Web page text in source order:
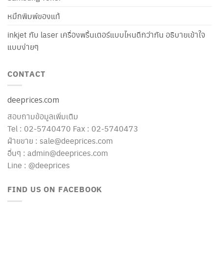
หมึกพิมพ์ของแท้
inkjet กับ laser เครื่องพริ้นเตอร์แบบไหนดีกว่ากัน อธิบายเข้าใจ
แบบง่ายๆ
CONTACT
deeprices.com
สอบถามข้อมูลเพิ่มเติม
Tel : 02-5740470 Fax : 02-5740473
ฝ่ายขาย : sale@deeprices.com
อื่นๆ : admin@deeprices.com
Line : @deeprices
FIND US ON FACEBOOK